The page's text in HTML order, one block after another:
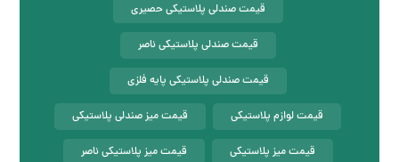
قیمت صندلی پلاستیکی حصیری
قیمت صندلی پلاستیکی ناصر
قیمت صندلی پلاستیکی پایه فلزی
قیمت لوازم پلاستیکی قیمت میز صندلی پلاستیکی
قیمت میز پلاستیکی قیمت میز پلاستیکی ناصر